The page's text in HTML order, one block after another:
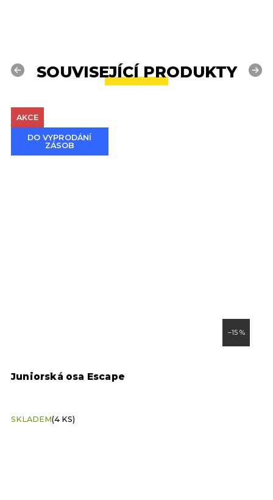
SOUVISEJÍCÍ PRODUKTY
Previous
AKCE
DO VYPRODÁNÍ
ZÁSOB
–15 %
Juniorská osa Escape
SKLADEM(4 KS)
Next